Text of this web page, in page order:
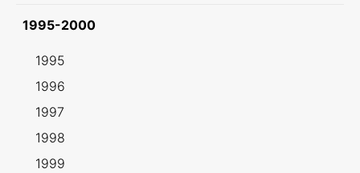
1995-2000
1995
1996
1997
1998
1999